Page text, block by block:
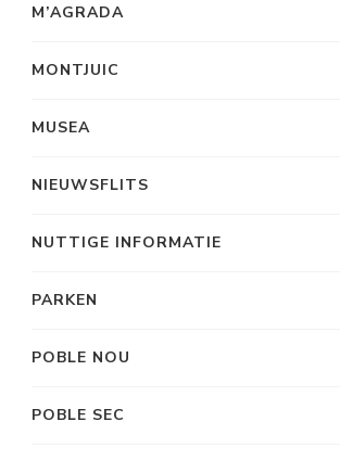
M’AGRADA
MONTJUIC
MUSEA
NIEUWSFLITS
NUTTIGE INFORMATIE
PARKEN
POBLE NOU
POBLE SEC